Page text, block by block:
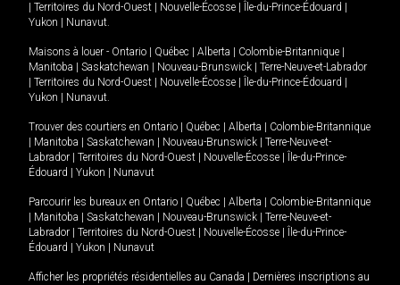
Territoires du Nord-Ouest Nouvelle-Écosse Île-du-Prince-Édouard
Yukon
Nunavut.
Maisons à louer - Ontario Québec Alberta Colombie-Britannique
Manitoba
Saskatchewan Nouveau-Brunswick
Terre-Neuve-et-Labrador
Territoires du Nord-Ouest Nouvelle-Écosse Île-du-Prince-Édouard
Yukon
Nunavut.
Trouver des courtiers en Ontario Québec Alberta
Colombie-Britannique
Manitoba Saskatchewan Nouveau-Brunswick
Terre-Neuve-et-
Labrador
Territoires du Nord-Ouest Nouvelle-Écosse
Île-du-Prince-
Édouard
Yukon Nunavut
Parcourir les bureaux en Ontario Québec Alberta
Colombie-Britannique
Manitoba Saskatchewan Nouveau-Brunswick
Terre-Neuve-et-
Labrador
Territoires du Nord-Ouest Nouvelle-Écosse
Île-du-Prince-
Édouard
Yukon Nunavut
Afficher les propriétés résidentielles au Canada
Dernières inscriptions au